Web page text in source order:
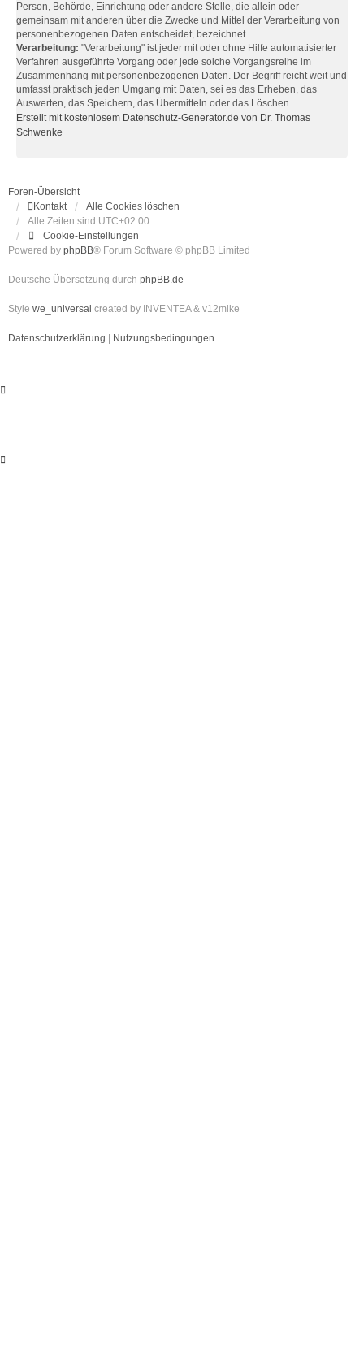
Person, Behörde, Einrichtung oder andere Stelle, die allein oder
gemeinsam mit anderen über die Zwecke und Mittel der Verarbeitung von
personenbezogenen Daten entscheidet, bezeichnet.
Verarbeitung: "Verarbeitung" ist jeder mit oder ohne Hilfe automatisierter
Verfahren ausgeführte Vorgang oder jede solche Vorgangsreihe im
Zusammenhang mit personenbezogenen Daten. Der Begriff reicht weit und
umfasst praktisch jeden Umgang mit Daten, sei es das Erheben, das
Auswerten, das Speichern, das Übermitteln oder das Löschen.
Erstellt mit kostenlosem Datenschutz-Generator.de von Dr. Thomas
Schwenke
Foren-Übersicht
Kontakt
Alle Cookies löschen
Alle Zeiten sind UTC+02:00
Cookie-Einstellungen
Powered by phpBB® Forum Software © phpBB Limited
Deutsche Übersetzung durch phpBB.de
Style we_universal created by INVENTEA & v12mike
Datenschutzerklärung Nutzungsbedingungen